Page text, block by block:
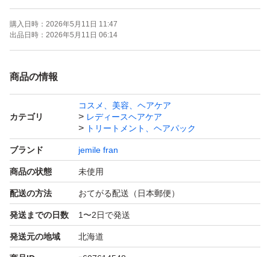
【商品概要】
◎クリームタイプの洗い流さないトリートメント。
◎夜のまとまりを記憶し、毛先までスルンとしたなめらか
な指通りをオリーブスクラワンがケアします。
購入日時： 2026年5月11日 11:47
出品日時： 2026年5月11日 06:14
商品の情報
カテゴリ
コスメ、美容、ヘアケア
レディースヘアケア
トリートメント、ヘアパック
ブランド jemile fran
商品の状態 未使用
配送の方法 おてがる配送（日本郵便）
発送までの日数 1〜2日で発送
発送元の地域 北海道